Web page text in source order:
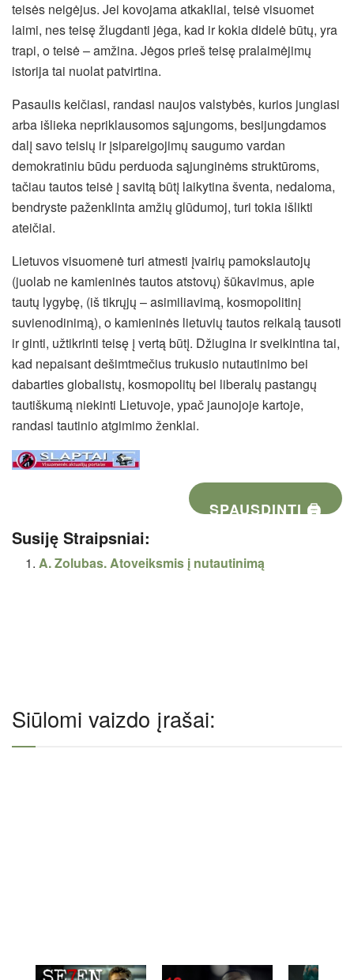
teisės neigėjus. Jei kovojama atkakliai, teisė visuomet
laimi, nes teisę žlugdanti jėga, kad ir kokia didelė būtų, yra
trapi, o teisė – amžina. Jėgos prieš teisę pralaimėjimų
istorija tai nuolat patvirtina.
Pasaulis keičiasi, randasi naujos valstybės, kurios jungiasi
arba išlieka nepriklausomos sąjungoms, besijungdamos
dalį savo teisių ir įsipareigojimų saugumo vardan
demokratiniu būdu perduoda sąjunginėms struktūroms,
tačiau tautos teisė į savitą būtį laikytina šventa, nedaloma,
bendryste paženklinta amžių glūdumoj, turi tokia išlikti
ateičiai.
Lietuvos visuomenė turi atmesti įvairių pamokslautojų
(juolab ne kamieninės tautos atstovų) šūkavimus, apie
tautų lygybę, (iš tikrųjų – asimiliavimą, kosmopolitinį
suvienodinimą), o kamieninės lietuvių tautos reikalą tausoti
ir ginti, užtikrinti teisę į vertą būtį. Džiugina ir sveikintina tai,
kad nepaisant dešimtmečius trukusio nutautinimo bei
dabarties globalistų, kosmopolitų bei liberalų pastangų
tautiškumą niekinti Lietuvoje, ypač jaunojoje kartoje,
randasi tautinio atgimimo ženklai.
SPAUSDINTI 🖨
Susiję Straipsniai:
A. Zolubas. Atoveiksmis į nutautinimą
Siūlomi vaizdo įrašai: